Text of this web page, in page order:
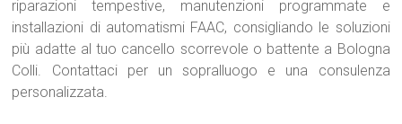
riparazioni tempestive, manutenzioni programmate e
installazioni di automatismi FAAC, consigliando le soluzioni
più adatte al tuo cancello scorrevole o battente a Bologna
Colli. Contattaci per un sopralluogo e una consulenza
personalizzata.